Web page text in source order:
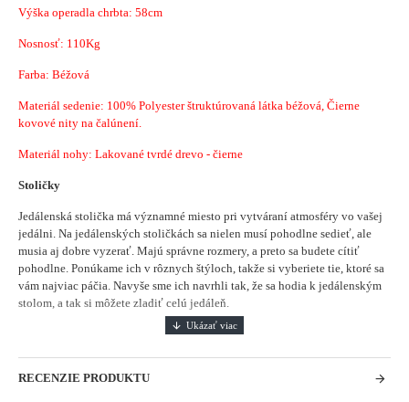
Výška operadla chrbta: 58cm
Nosnosť: 110Kg
Farba: Béžová
Materiál sedenie: 100% Polyester štruktúrovaná látka béžová, Čierne
kovové nity na čalúnení.
Materiál nohy: Lakované tvrdé drevo - čierne
Stoličky
Jedálenská stolička má významné miesto pri vytváraní atmosféry vo vašej
jedálni. Na jedálenských stoličkách sa nielen musí pohodlne sedieť, ale
musia aj dobre vyzerať. Majú správne rozmery, a preto sa budete cítiť
pohodlne. Ponúkame ich v rôznych štýloch, takže si vyberiete tie, ktoré sa
vám najviac páčia. Navyše sme ich navrhli tak, že sa hodia k jedálenským
stolom, a tak si môžete zladiť celú jedáleň.
RECENZIE PRODUKTU